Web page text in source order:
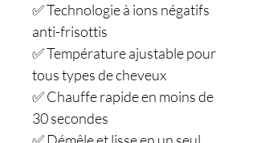
✅ Technologie à ions négatifs
anti-frisottis
✅ Température ajustable pour
tous types de cheveux
✅ Chauffe rapide en moins de
30 secondes